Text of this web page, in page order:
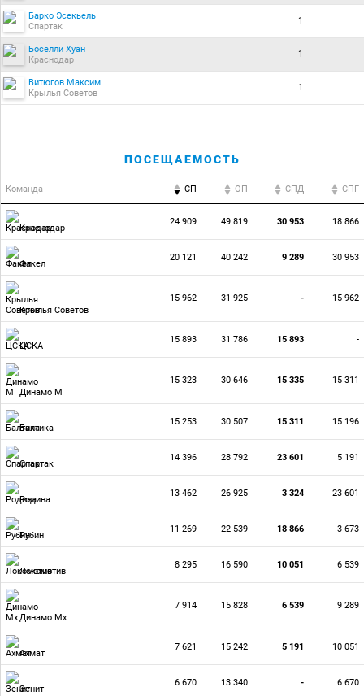
Барко Эсекьель
Спартак
1
Боселли Хуан
Краснодар
1
Витюгов Максим
Крылья Советов
1
ПОСЕЩАЕМОСТЬ
Команда СП ОП CПД CПГ
Краснодар
24 909 49 819 30 953 18 866
Факел
20 121 40 242 9 289 30 953
Крылья Советов
15 962 31 925 - 15 962
ЦСКА
15 893 31 786 15 893 -
Динамо М
15 323 30 646 15 335 15 311
Балтика
15 253 30 507 15 311 15 196
Спартак
14 396 28 792 23 601 5 191
Родина
13 462 26 925 3 324 23 601
Рубин
11 269 22 539 18 866 3 673
Локомотив
8 295 16 590 10 051 6 539
Динамо Мх
7 914 15 828 6 539 9 289
Ахмат
7 621 15 242 5 191 10 051
Зенит
6 670 13 340 - 6 670